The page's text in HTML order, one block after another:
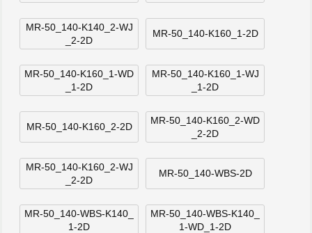
MR-50_140-K140_2-WJ
_2-2D
MR-50_140-K160_1-2D
MR-50_140-K160_1-WD
_1-2D
MR-50_140-K160_1-WJ
_1-2D
MR-50_140-K160_2-2D
MR-50_140-K160_2-WD
_2-2D
MR-50_140-K160_2-WJ
_2-2D
MR-50_140-WBS-2D
MR-50_140-WBS-K140_
1-2D
MR-50_140-WBS-K140_
1-WD_1-2D